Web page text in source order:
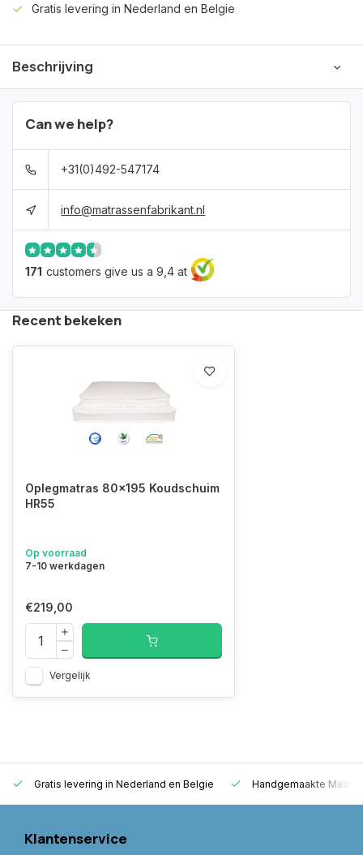
Gratis levering in Nederland en Belgie
Beschrijving
Can we help?
+31(0)492-547174
info@matrassenfabrikant.nl
171 customers give us a 9,4 at
Recent bekeken
Oplegmatras 80x195 Koudschuim
HR55
Op voorraad
7-10 werkdagen
€219,00
Vergelijk
Gratis levering in Nederland en Belgie Handgemaakte
Klantenservice